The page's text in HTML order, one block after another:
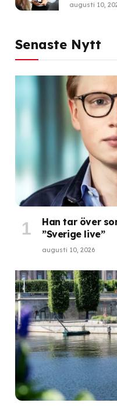
augusti 10,
Senaste Nytt
Han tar över
”Sverige live”
augusti 10, 2026